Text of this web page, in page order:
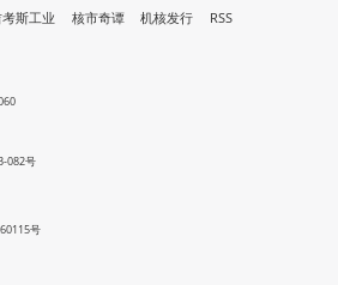
斯工业 核市奇谭 机核发行 RSS
082号
号